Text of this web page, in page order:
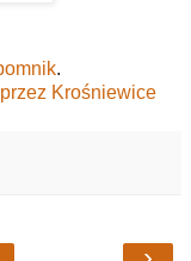
.
Krośniewice